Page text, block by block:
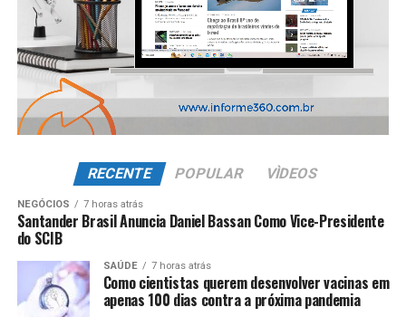
RECENTE POPULAR VÌDEOS
NEGÓCIOS 7 horas atrás
Santander Brasil Anuncia Daniel Bassan Como Vice-Presidente
do SCIB
SAÚDE 7 horas atrás
Como cientistas querem desenvolver vacinas em
apenas 100 dias contra a próxima pandemia